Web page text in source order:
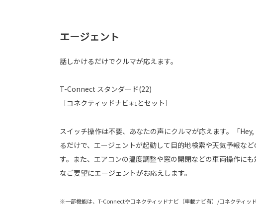
エージェント
話しかけるだけでクルマが応えます。
T-Connect スタンダード(22)
［コネクティッドナビ＊1とセット］
スイッチ操作は不要、あなたの声にクルマが応えます。「
るだけで、エージェントが起動して目的地検索や天気予報な
す。また、エアコンの温度調整や窓の開閉などの車両操作に
なご要望にエージェントがお応えします。
※一部機能は、T-Connectやコネクティッドナビ（車載ナビ有）/コネクティッ